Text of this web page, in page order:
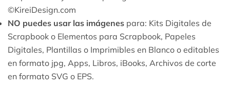
©KireiDesign.com
NO puedes usar las imágenes para: Kits Digitales de
Scrapbook o Elementos para Scrapbook, Papeles
Digitales, Plantillas o Imprimibles en Blanco o editables
en formato jpg, Apps, Libros, iBooks, Archivos de corte
en formato SVG o EPS.